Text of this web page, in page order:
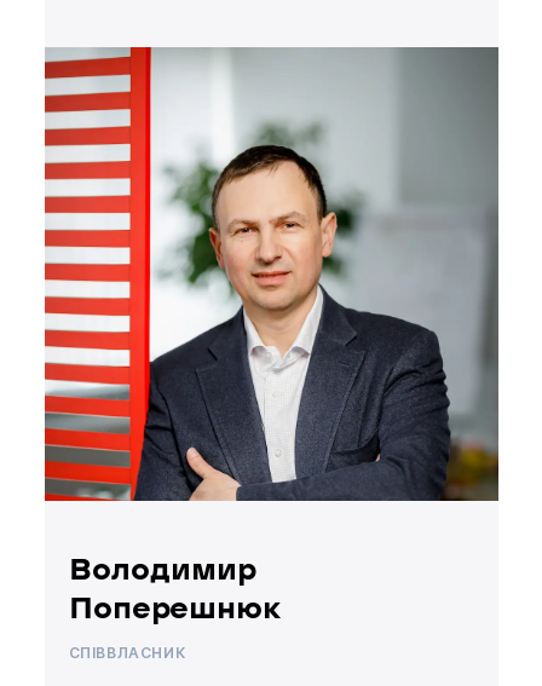
Володимир
Поперешнюк
СПІВВЛАСНИК